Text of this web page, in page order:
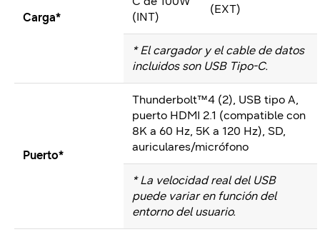
Carga*
(INT)
(EXT)
* El cargador y el cable de datos
incluidos son USB Tipo-C.
Puerto*
Thunderbolt™4 (2), USB tipo A,
puerto HDMI 2.1 (compatible con
8K a 60 Hz, 5K a 120 Hz), SD,
auriculares/micrófono
* La velocidad real del USB
puede variar en función del
entorno del usuario.